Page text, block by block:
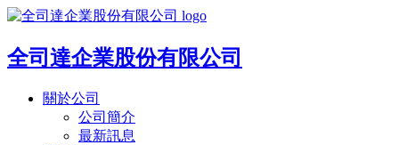
全司達企業股份有限公司
關於公司
公司簡介
最新訊息